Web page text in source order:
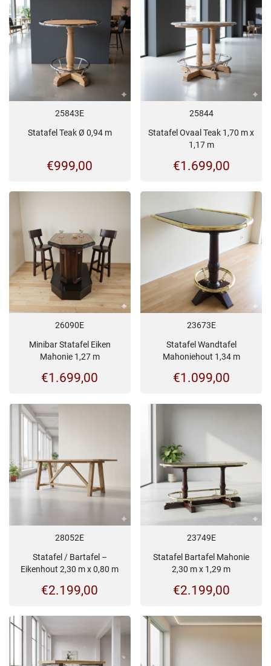
25843E
Statafel Teak Ø 0,94 m
€999,00
25844
Statafel Ovaal Teak 1,70 m x
1,17 m
€1.699,00
26090E
Minibar Statafel Eiken
Mahonie 1,27 m
€1.699,00
23673E
Statafel Wandtafel
Mahoniehout 1,34 m
€1.099,00
28052E
Statafel / Bartafel –
Eikenhout 2,30 m x 0,80 m
€2.199,00
23749E
Statafel Bartafel Mahonie
2,30 m x 1,29 m
€2.199,00